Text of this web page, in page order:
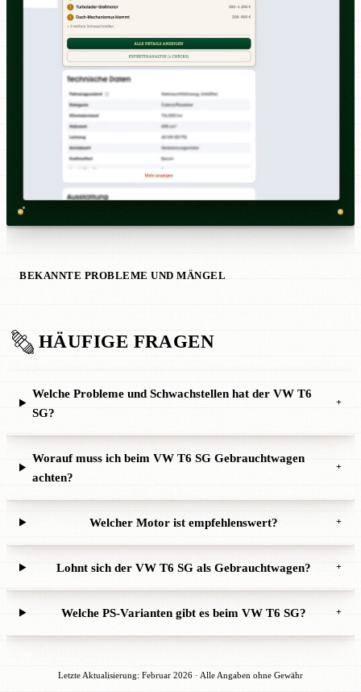
BEKANNTE PROBLEME UND MÄNGEL
HÄUFIGE FRAGEN
Welche Probleme und Schwachstellen hat der VW T6
SG?
+
Worauf muss ich beim VW T6 SG Gebrauchtwagen
achten?
+
Welcher Motor ist empfehlenswert? +
Lohnt sich der VW T6 SG als Gebrauchtwagen? +
Welche PS-Varianten gibt es beim VW T6 SG? +
Letzte Aktualisierung: Februar 2026 · Alle Angaben ohne Gewähr